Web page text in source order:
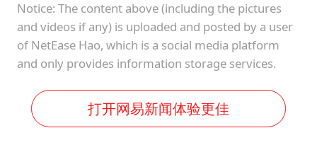
Notice: The content above (including the pictures
and videos if any) is uploaded and posted by a user
of NetEase Hao, which is a social media platform
and only provides information storage services.
打开网易新闻体验更佳